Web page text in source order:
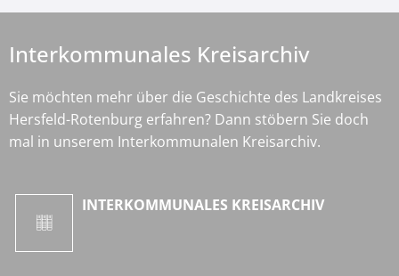
Interkommunales Kreisarchiv
Sie möchten mehr über die Geschichte des Landkreises
Hersfeld-Rotenburg erfahren? Dann stöbern Sie doch
mal in unserem Interkommunalen Kreisarchiv.
INTERKOMMUNALES KREISARCHIV